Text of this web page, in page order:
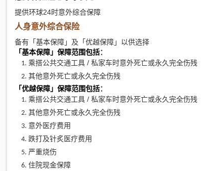
提供环球24时意外综合保障
人身意外综合保险
备有「基本保障」及「优越保障」以供选择
「基本保障」保障范围包括：
乘搭公共交通工具 / 私家车时意外死亡或永久完全伤残
其他意外死亡或永久完全伤残
「优越保障」保障范围包括：
乘搭公共交通工具 / 私家车时意外死亡或永久完全伤残
其他意外死亡或永久完全伤残
意外医疗费用
跌打及针炙医疗费用
严重烧伤
住院现金保障